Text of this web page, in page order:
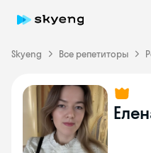
Skyeng Все репетиторы
Skyeng Chat
online